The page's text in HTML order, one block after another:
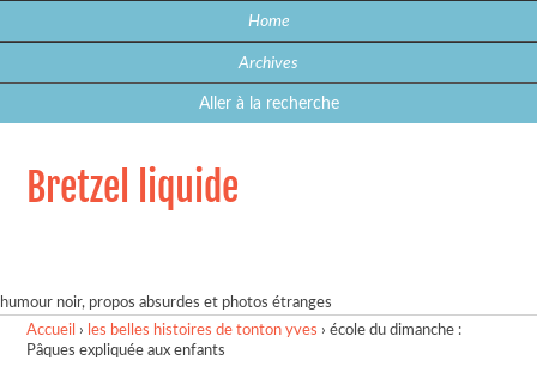
Home
Archives
Aller à la recherche
Bretzel liquide
humour noir, propos absurdes et photos étranges
Accueil › les belles histoires de tonton yves ›école du dimanche :
Pâques expliquée aux enfants